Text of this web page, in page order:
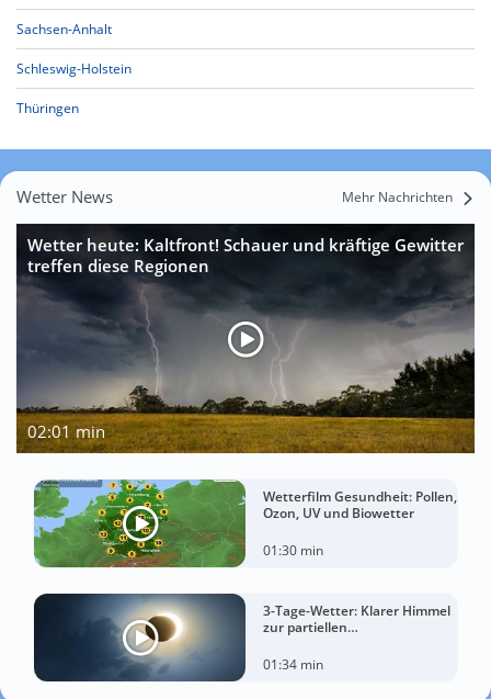
Sachsen-Anhalt
Schleswig-Holstein
Thüringen
Wetter News Mehr Nachrichten
Wetter heute: Kaltfront! Schauer und kräftige Gewitter
treffen diese Regionen
02:01 min
Wetterfilm Gesundheit: Pollen,
Ozon, UV und Biowetter
01:30 min
3-Tage-Wetter: Klarer Himmel
zur partiellen
Mittwoch?
01:34 min